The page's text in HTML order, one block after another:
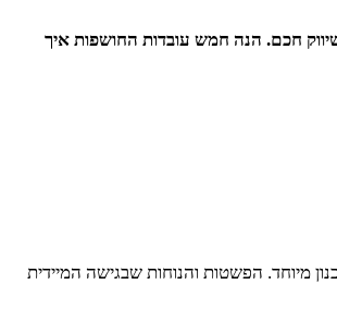
חכם. הנה חמש עובדות החושפות איך
מיוחד. הפשטות והנוחות שבגישה המיידית